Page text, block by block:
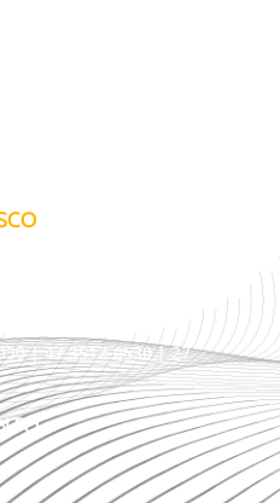
| 47 3512-0530 | 27